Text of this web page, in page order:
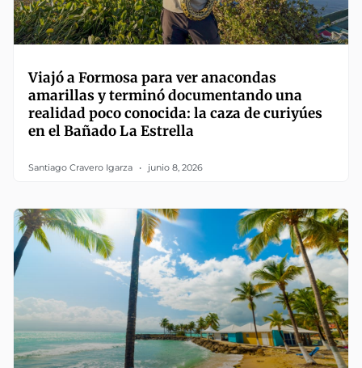
Viajó a Formosa para ver anacondas
amarillas y terminó documentando una
realidad poco conocida: la caza de curiyúes
en el Bañado La Estrella
Santiago Cravero Igarza junio 8, 2026